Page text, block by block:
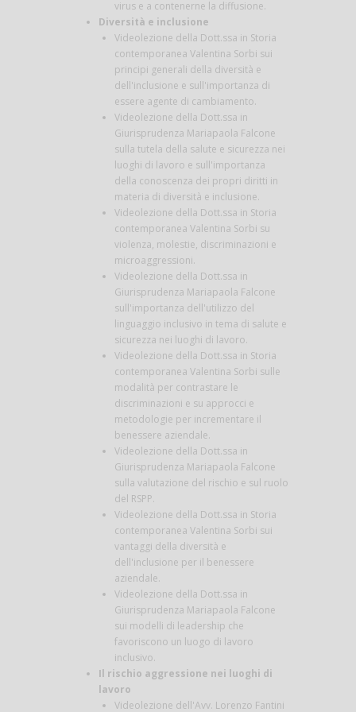
virus e a contenerne la diffusione.
Diversità e inclusione
Videolezione della Dott.ssa in Storia
contemporanea Valentina Sorbi sui
principi generali della diversità e
dell'inclusione e sull'importanza di
essere agente di cambiamento.
Videolezione della Dott.ssa in
Giurisprudenza Mariapaola Falcone
sulla tutela della salute e sicurezza nei
luoghi di lavoro e sull'importanza
della conoscenza dei propri diritti in
materia di diversità e inclusione.
Videolezione della Dott.ssa in Storia
contemporanea Valentina Sorbi su
violenza, molestie, discriminazioni e
microaggressioni.
Videolezione della Dott.ssa in
Giurisprudenza Mariapaola Falcone
sull'importanza dell'utilizzo del
linguaggio inclusivo in tema di salute e
sicurezza nei luoghi di lavoro.
Videolezione della Dott.ssa in Storia
contemporanea Valentina Sorbi sulle
modalità per contrastare le
discriminazioni e su approcci e
metodologie per incrementare il
benessere aziendale.
Videolezione della Dott.ssa in
Giurisprudenza Mariapaola Falcone
sulla valutazione del rischio e sul ruolo
del RSPP.
Videolezione della Dott.ssa in Storia
contemporanea Valentina Sorbi sui
vantaggi della diversità e
dell'inclusione per il benessere
aziendale.
Videolezione della Dott.ssa in
Giurisprudenza Mariapaola Falcone
sui modelli di leadership che
favoriscono un luogo di lavoro
inclusivo.
Il rischio aggressione nei luoghi di
lavoro
Videolezione dell'Avv. Lorenzo Fantini